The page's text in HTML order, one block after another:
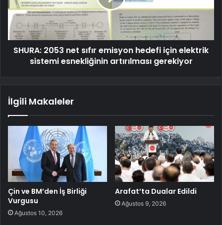
SHURA: 2053 net sıfır emisyon hedefi için elektrik
sistemi esnekliğinin artırılması gerekiyor
İlgili Makaleler
Çin ve BM’den İş Birliği
Vurgusu
Ağustos 10, 2026
Arafat’ta Dualar Edildi
Ağustos 9, 2026